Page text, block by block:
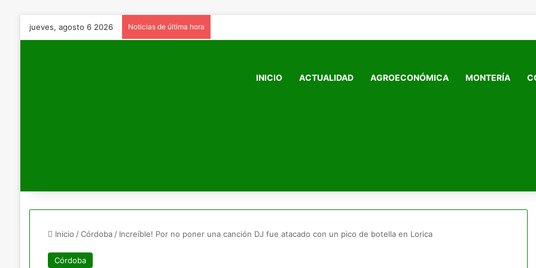
jueves, agosto 6 2026 Noticias de última hora
INICIO ACTUALIDAD AGROECONÓMICA MONTERÍA
Inicio / Córdoba / Increíble! Por no poner una canción DJ fue atacado con un pico de botella en Lorica
Córdoba